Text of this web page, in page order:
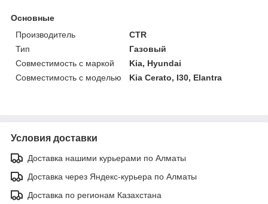
Основные
Производитель
CTR
Тип
Газовый
Совместимость с маркой
Kia, Hyundai
Совместимость с моделью
Kia Cerato, I30, Elantra
Условия доставки
Доставка нашими курьерами по Алматы
Доставка через Яндекс-курьера по Алматы
Доставка по регионам Казахстана